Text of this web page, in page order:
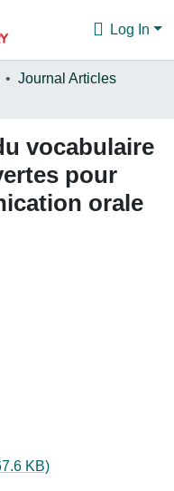
Log In
Journal Articles
vocabulaire
pour
orale
KB)